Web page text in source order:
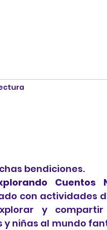
bendiciones.
Cuentos
con actividades
y compartir
niñas al mundo